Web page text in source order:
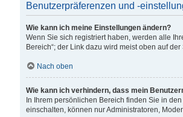
Benutzerpräferenzen und -
Wie kann ich meine Einstellungen ändern?
Wenn Sie sich registriert haben, werden alle
Bereich“; der Link dazu wird meist oben auf
Nach oben
Wie kann ich verhindern, dass mein
In Ihrem persönlichen Bereich finden Sie in
einschalten, können nur Administratoren,